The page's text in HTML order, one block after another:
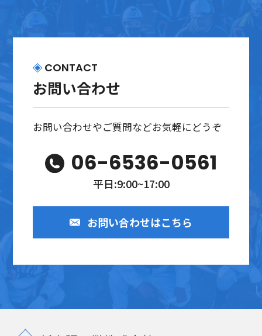
CONTACT
お問い合わせ
お問い合わせやご質問などお気軽にどうぞ
06-6536-0561
平日:9:00~17:00
お問い合わせはこちら